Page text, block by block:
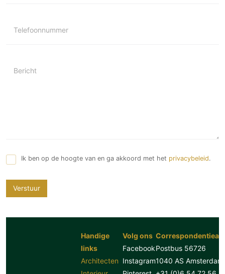
Telefoonnummer
Bericht
Ik ben op de hoogte van en ga akkoord met het privacybeleid.
Verstuur
Handige
links
Architecten
Volg ons
Facebook
Instagram
Postbus 56726
1040 AS Amsterdam